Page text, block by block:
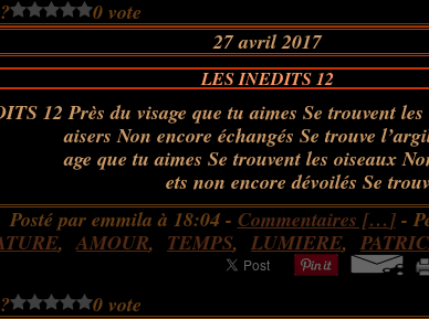
0 vote
27 avril 2017
LES INEDITS 12
Près du visage que tu aimes Se trouvent
aisers Non encore échangés Se trouve
age que tu aimes Se trouvent les oiseaux
ets non encore dévoilés Se
Posté par emmila à 18:04 - Commentaires […]-
,AMOUR, TEMPS, LUMIERE,
0 vote